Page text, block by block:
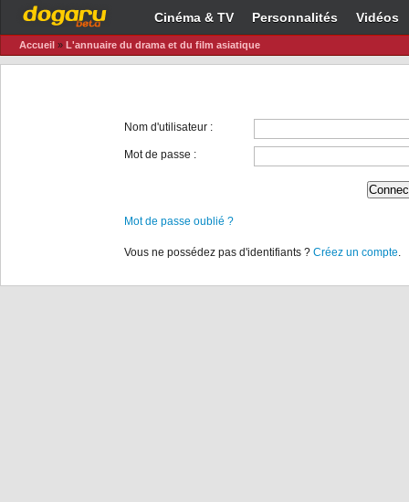
Cinéma & TV Personnalités Vidéos
Accueil » L'annuaire du drama et du film asiatique
Nom d'utilisateur :
Mot de passe :
Mot de passe oublié ?
Vous ne possédez pas d'identifiants ? Créez un compte.